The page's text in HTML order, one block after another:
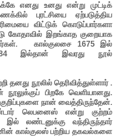
உனது என்று முட்டிக்
புரட்சியை ஏற்படுத்திய
விட்டுக் கொடுப்பார்களா
இறங்காத குறையாக
கால்குலசை 1675 இல்
இல்தான் இவரது நூல்
தனது நூலில் தெரிவித்துள்ளார் .
நூலுக்குப் பிறகே வெளியானது.
நான் வைத்திருந்தேன்.
லெபனைஸ் என்று குற்றம்
இல் லண்டனுக்கு வந்திருந்தார்
கால்குலஸ் பற்றிய தகவல்களை